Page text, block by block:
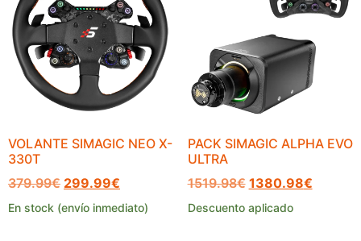
VOLANTE SIMAGIC NEO X-
330T
379.99€ 299.99€
En stock (envío inmediato)
PACK SIMAGIC ALPHA EVO
ULTRA
1519.98€ 1380.98€
Descuento aplicado